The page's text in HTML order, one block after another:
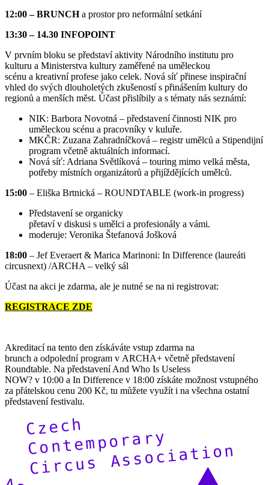
12:00 – BRUNCHa prostor pro neformální setkání
13:30 – 14.30 INFOPOINT
V prvním bloku se představí aktivity Národního institutu pro
kulturu a Ministerstva kultury zaměřené na uměleckou
scénu a kreativní profese jako celek. Nová síť přinese inspirační
vhled do svých dlouholetých zkušeností s přinášením kultury do
regionů a menších měst. Účast přislíbily a s tématy nás seznámí:
NIK: Barbora Novotná – představení činnosti NIK pro
uměleckou scénu a pracovníky v kuluře.
MKČR: Zuzana Zahradníčková – registr umělců a Stipendijní
program včetně aktuálních informací.
Nová síť: Adriana Světlíková – touring mimo velká města,
potřeby místních organizátorů a přijíždějících umělců.
15:00 – Eliška Brtnická – ROUNDTABLE (work-in progress)
Představení se organicky
přetaví v diskusi s umělci a profesionály a vámi.
moderuje: Veronika Štefanová Jošková
18:00 – Jef Everaert & Marica Marinoni: In Difference (laureáti
circusnext) /ARCHA – velký sál
Účast na akci je zdarma, ale je nutné se na ni registrovat:
REGISTRACE ZDE
Akreditací na tento den získáváte vstup zdarma na
brunch a odpolední program v ARCHA+ včetně představení
Roundtable. Na představení And Who Is Useless
NOW? v 10:00 a In Difference v 18:00 získáte možnost vstupného
za přátelskou cenu 200 Kč, tu můžete využít i na všechna ostatní
představení festivalu.